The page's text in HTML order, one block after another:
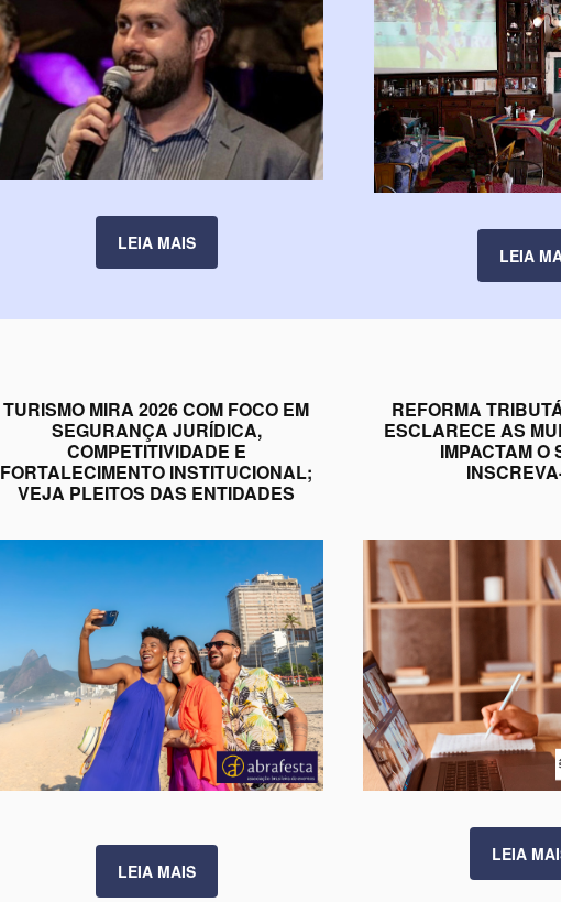
LEIA MAIS
LEIA
TURISMO MIRA 2026 COM FOCO EM
SEGURANÇA JURÍDICA,
COMPETITIVIDADE E
FORTALECIMENTO INSTITUCIONAL;
VEJA PLEITOS DAS ENTIDADES
LEIA MAIS
REFORMA
ESCLARECE AS
IMPACTAM O
LEIA